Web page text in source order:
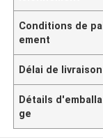
Conditions de
ement
Délai de livraison
Détails d'emballa
ge